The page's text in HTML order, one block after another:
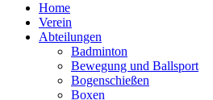
Home
Verein
Abteilungen
Badminton
Bewegung und Ballsport
Bogenschießen
Boxen